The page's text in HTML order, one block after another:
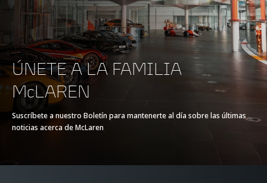
PAR MÁX. 630 Nm (465 lb-ft)
MOTOR ELÉCTRICO
TIPO DE BATERÍA
TRANSMISIÓN
Gearbox (SSG)
ÚNETE A LA FAMILIA
McLAREN
Suscríbete a nuestro Boletín para mantenerte al día sobre las últimas
noticias acerca de McLaren